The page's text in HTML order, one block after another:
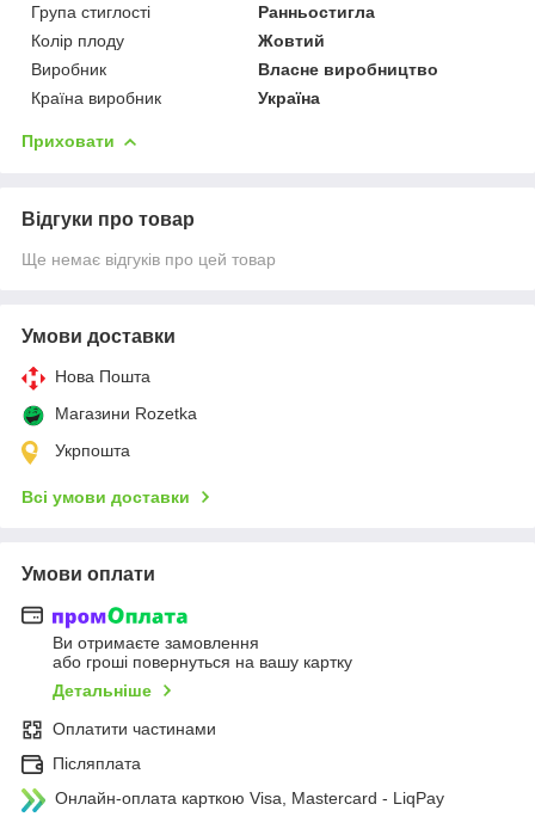
Група стиглості
Ранньостигла
Колір плоду
Жовтий
Виробник
Власне виробництво
Країна виробник
Україна
Приховати
Відгуки про товар
Ще немає відгуків про цей товар
Умови доставки
Нова Пошта
Магазини Rozetka
Укрпошта
Всі умови доставки
Умови оплати
Ви отримаєте замовлення
або гроші повернуться на вашу картку
Детальніше
Оплатити частинами
Післяплата
Онлайн-оплата карткою Visa, Mastercard - LiqPay